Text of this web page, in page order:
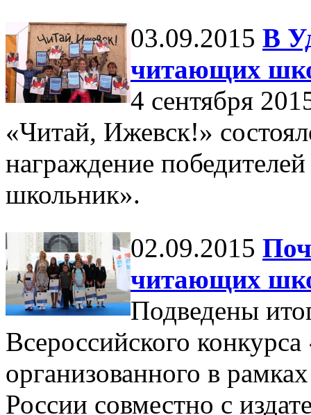
03.09.2015 В
читающих
4 сентября
«Читай, Ижевск!»
награждение
школьник».
02.09.2015
читающих
Подведены
Всероссийского
организованного в
России совместно с